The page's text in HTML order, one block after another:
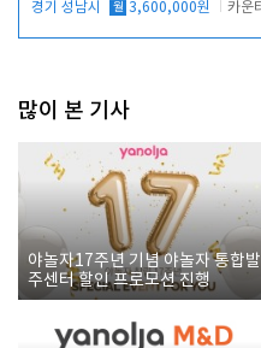
경기 성남시 월 3,600,000원
많이 본 기사
야놀자17주년 기념 야놀자 통합발
주센터 할인 프로모션 진행